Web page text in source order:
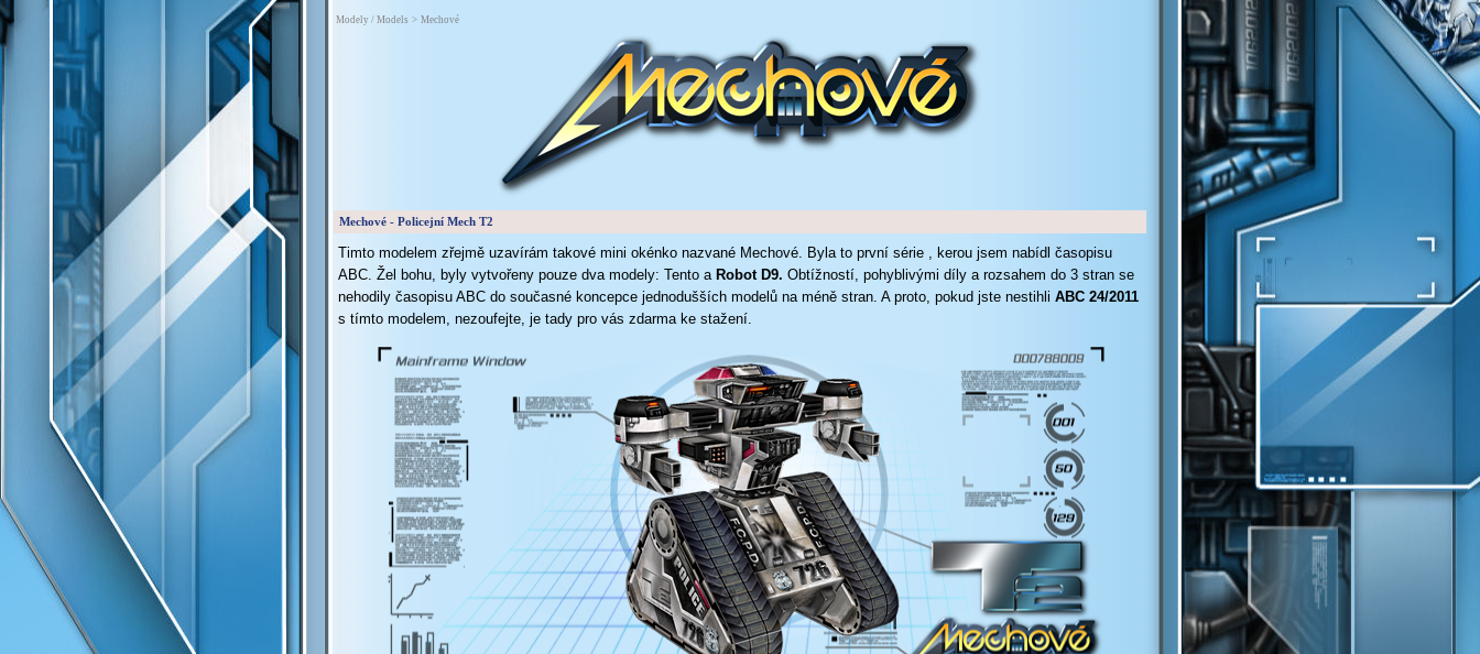
Modely / Models > Mechové
Mechové - Policejní Mech T2
Timto modelem zřejmě uzavírám takové mini okénko nazvané Mechové. Byla to první série , kerou jsem nabídl časopisu
ABC. Žel bohu, byly vytvořeny pouze dva modely: Tento a Robot D9. Obtížností, pohyblivými díly a rozsahem do 3 stran se
nehodily časopisu ABC do současné koncepce jednodušších modelů na méně stran. A proto, pokud jste nestihli ABC 24/2011
s tímto modelem, nezoufejte, je tady pro vás zdarma ke stažení.